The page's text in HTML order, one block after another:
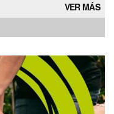
VER MÁS